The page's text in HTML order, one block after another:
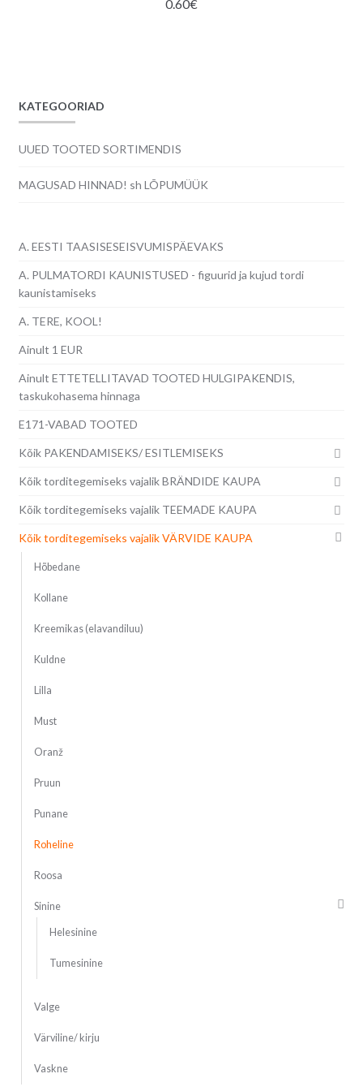
0.60€
KATEGOORIAD
UUED TOOTED SORTIMENDIS
MAGUSAD HINNAD! sh LÕPUMÜÜK
A. EESTI TAASISESEISVUMISPÄEVAKS
A. PULMATORDI KAUNISTUSED - figuurid ja kujud tordi
kaunistamiseks
A. TERE, KOOL!
Ainult 1 EUR
Ainult ETTETELLITAVAD TOOTED HULGIPAKENDIS,
taskukohasema hinnaga
E171-VABAD TOOTED
Kõik PAKENDAMISEKS/ ESITLEMISEKS
Kõik torditegemiseks vajalik BRÄNDIDE KAUPA
Kõik torditegemiseks vajalik TEEMADE KAUPA
Kõik torditegemiseks vajalik VÄRVIDE KAUPA
Hõbedane
Kollane
Kreemikas (elavandiluu)
Kuldne
Lilla
Must
Oranž
Pruun
Punane
Roheline
Roosa
Sinine
Helesinine
Tumesinine
Valge
Värviline/ kirju
Vaskne